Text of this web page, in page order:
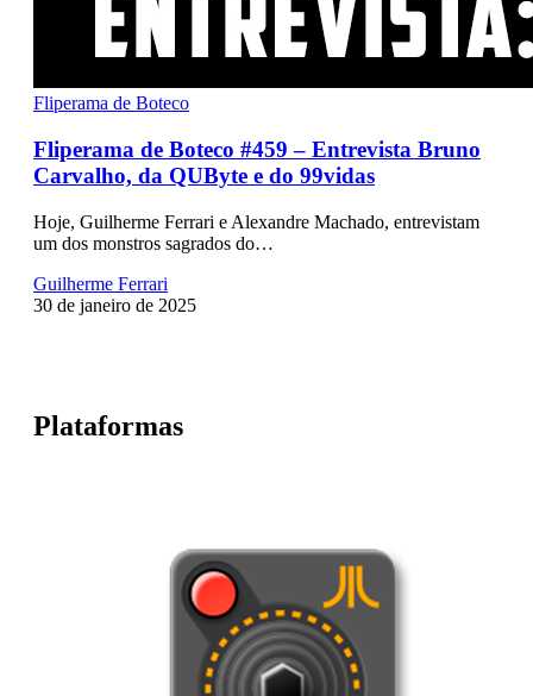
Fliperama de Boteco
Fliperama de Boteco #459 – Entrevista Bruno
Carvalho, da QUByte e do 99vidas
Hoje, Guilherme Ferrari e Alexandre Machado, entrevistam
um dos monstros sagrados do…
Guilherme Ferrari
30 de janeiro de 2025
Plataformas